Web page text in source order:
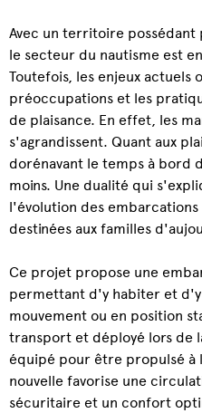
Avec un territoire
le secteur du nautisme est
Toutefois, les enjeux actuels
préoccupations et les
de plaisance. En effet, les
s'agrandissent. Quant aux
dorénavant le temps à bord
moins. Une dualité qui
l'évolution des
destinées aux familles
Ce projet propose une
permettant d'y habiter et
mouvement ou en position
transport et déployé lors de
équipé pour être propulsé
nouvelle favorise une
sécuritaire et un confort